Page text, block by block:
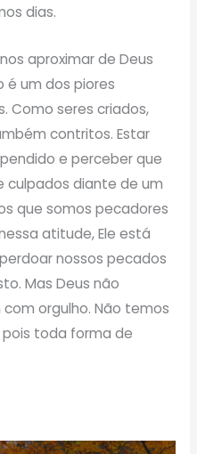
dias.
aproximar de Deus
é um dos piores
Como seres criados,
contritos. Estar
e perceber que
diante de um
que somos pecadores
atitude, Ele está
nossos pecados
Mas Deus não
orgulho. Não temos
pois toda forma de